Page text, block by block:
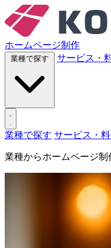
ホームページ制作
サービス・
業種で探す サービス・
業種からホームページ制